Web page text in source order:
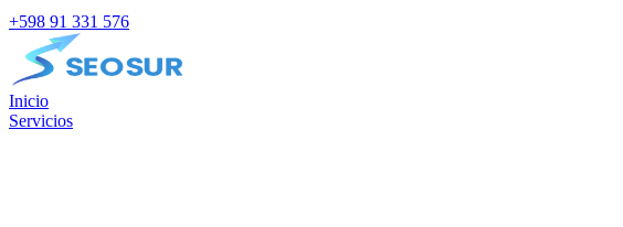
+598 91 331 576
Inicio
Servicios